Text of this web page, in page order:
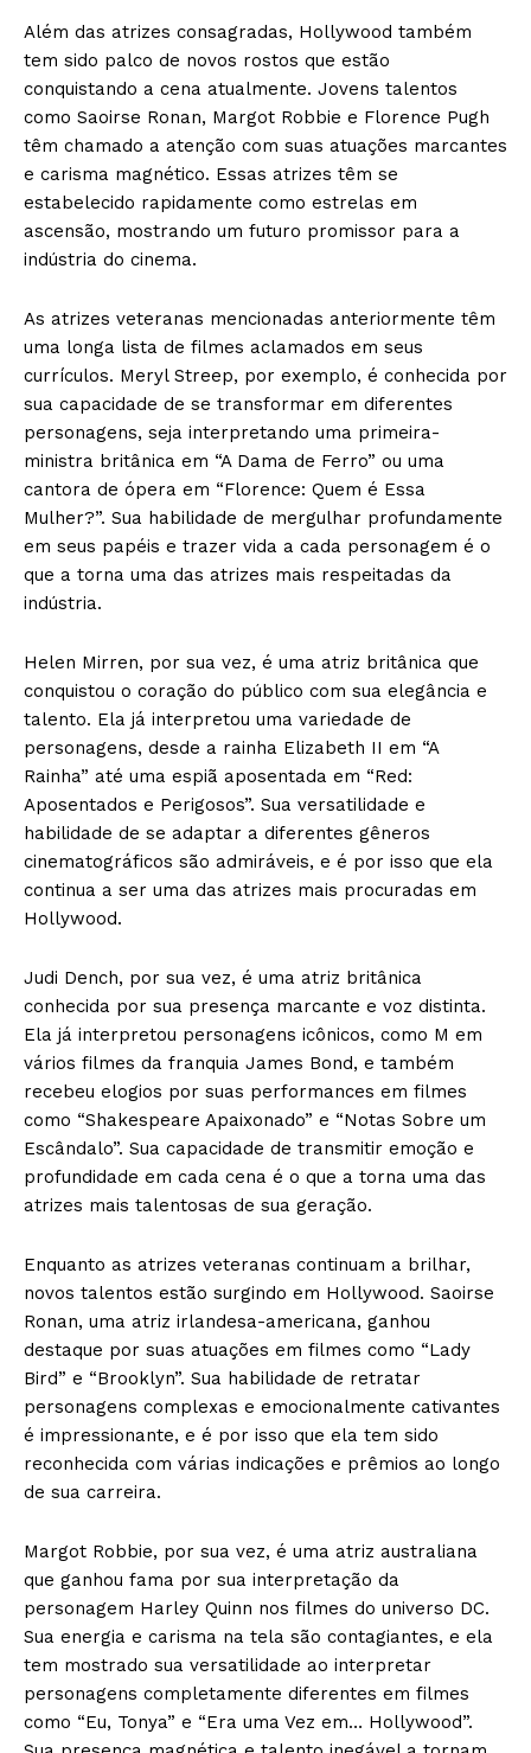
Além das atrizes consagradas, Hollywood também
tem sido palco de novos rostos que estão
conquistando a cena atualmente. Jovens talentos
como Saoirse Ronan, Margot Robbie e Florence Pugh
têm chamado a atenção com suas atuações marcantes
e carisma magnético. Essas atrizes têm se
estabelecido rapidamente como estrelas em
ascensão, mostrando um futuro promissor para a
indústria do cinema.
As atrizes veteranas mencionadas anteriormente têm
uma longa lista de filmes aclamados em seus
currículos. Meryl Streep, por exemplo, é conhecida por
sua capacidade de se transformar em diferentes
personagens, seja interpretando uma primeira-
ministra britânica em “A Dama de Ferro” ou uma
cantora de ópera em “Florence: Quem é Essa
Mulher?”. Sua habilidade de mergulhar profundamente
em seus papéis e trazer vida a cada personagem é o
que a torna uma das atrizes mais respeitadas da
indústria.
Helen Mirren, por sua vez, é uma atriz britânica que
conquistou o coração do público com sua elegância e
talento. Ela já interpretou uma variedade de
personagens, desde a rainha Elizabeth II em “A
Rainha” até uma espiã aposentada em “Red:
Aposentados e Perigosos”. Sua versatilidade e
habilidade de se adaptar a diferentes gêneros
cinematográficos são admiráveis, e é por isso que ela
continua a ser uma das atrizes mais procuradas em
Hollywood.
Judi Dench, por sua vez, é uma atriz britânica
conhecida por sua presença marcante e voz distinta.
Ela já interpretou personagens icônicos, como M em
vários filmes da franquia James Bond, e também
recebeu elogios por suas performances em filmes
como “Shakespeare Apaixonado” e “Notas Sobre um
Escândalo”. Sua capacidade de transmitir emoção e
profundidade em cada cena é o que a torna uma das
atrizes mais talentosas de sua geração.
Enquanto as atrizes veteranas continuam a brilhar,
novos talentos estão surgindo em Hollywood. Saoirse
Ronan, uma atriz irlandesa-americana, ganhou
destaque por suas atuações em filmes como “Lady
Bird” e “Brooklyn”. Sua habilidade de retratar
personagens complexas e emocionalmente cativantes
é impressionante, e é por isso que ela tem sido
reconhecida com várias indicações e prêmios ao longo
de sua carreira.
Margot Robbie, por sua vez, é uma atriz australiana
que ganhou fama por sua interpretação da
personagem Harley Quinn nos filmes do universo DC.
Sua energia e carisma na tela são contagiantes, e ela
tem mostrado sua versatilidade ao interpretar
personagens completamente diferentes em filmes
como “Eu, Tonya” e “Era uma Vez em… Hollywood”.